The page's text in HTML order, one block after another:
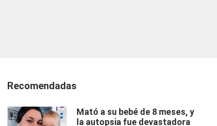
Recomendadas
Mató a su bebé de 8 meses, y
la autopsia fue devastadora